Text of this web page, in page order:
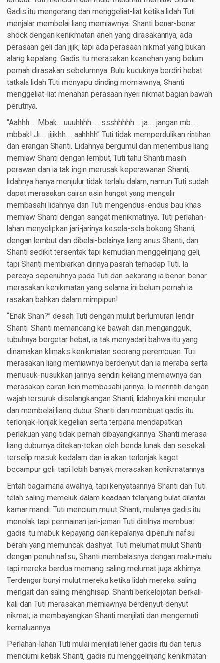
Gadis itu mengerang dan menggeliat-liat ketika lidah Tuti
menjalar membelai liang memiawnya. Shanti benar-benar
shock dengan kenikmatan aneh yang dirasakannya, ada
perasaan geli dan jijik, tapi ada perasaan nikmat yang bukan
alang kepalang. Gadis itu merasakan keanehan yang belum
pernah dirasakan sebelumnya. Bulu kuduknya berdiri hebat
tatkala lidah Tuti menyapu dinding memiawnya, Shanti
menggeliat-liat menahan perasaan nyeri nikmat bagian bawah
perutnya.
“Aahhh…. Mbak… uuuhhhh….. ssshhhhh…. ja…. jangan mb…..
mbbak! Ji…. jijikhh…. aahhhh” Tuti tidak memperdulikan rintihan
dan erangan Shanti. Lidahnya bergumul dan menembus liang
memiaw Shanti dengan lembut, Tuti tahu Shanti masih
perawan dan ia tak ingin merusak keperawanan Shanti,
lidahnya hanya menjulur tidak terlalu dalam, namun Tuti sudah
dapat merasakan cairan asin hangat yang mengalir
membasahi lidahnya dan Tuti mengendus-endus bau khas
memiaw Shanti dengan sangat menikmatinya. Tuti perlahan-
lahan menyelipkan jari-jarinya kesela-sela bokong Shanti,
dengan lembut dan dibelai-belainya liang anus Shanti, dan
Shanti sedikit tersentak tapi kemudian menggelinjang geli,
tapi Shanti membiarkan dirinya pasrah terhadap Tuti. Ia
percaya sepenuhnya pada Tuti dan sekarang ia benar-benar
merasakan kenikmatan yang selama ini belum pernah ia
rasakan bahkan dalam mimpipun!
“Enak Shan?” desah Tuti dengan mulut berlumuran lendir
Shanti. Shanti memandang ke bawah dan mengangguk,
tubuhnya bergetar hebat, ia tak menyadari bahwa itu yang
dinamakan klimaks kenikmatan seorang perempuan. Tuti
merasakan liang memiawnya berdenyut dan ia meraba serta
menusuk-nusukkan jarinya sendiri keliang memiawnya dan
merasakan cairan licin membasahi jarinya. Ia merintih dengan
wajah tersuruk diselangkangan Shanti, lidahnya kini menjulur
dan membelai liang dubur Shanti dan membuat gadis itu
terlonjak-lonjak kegelian serta terpana mendapatkan
perlakuan yang tidak pernah dibayangkannya. Shanti merasa
liang duburnya ditekan-tekan oleh benda lunak dan sesekali
terselip masuk kedalam dan ia akan terlonjak kaget
becampur geli, tapi lebih banyak merasakan kenikmatannya.
Entah bagaimana awalnya, tapi kenyataannya Shanti dan Tuti
telah saling memeluk dalam keadaan telanjang bulat dilantai
kamar mandi. Tuti mencium mulut Shanti, mulanya gadis itu
menolak tapi permainan jari-jemari Tuti diitilnya membuat
gadis itu mabuk kepayang dan kepalanya dipenuhi nafsu
berahi yang memuncak dashyat. Tuti melumat mulut Shanti
dengan penuh nafsu, Shanti membalasnya dengan malu-malu
tapi mereka berdua memang saling melumat juga akhirnya.
Terdengar bunyi mulut mereka ketika lidah mereka saling
mengait dan saling menghisap. Shanti berkelojotan berkali-
kali dan Tuti merasakan memiawnya berdenyut-denyut
nikmat, ia membayangkan Shanti menjilati dan mengemuti
kemaluannya.
Perlahan-lahan Tuti mulai menjilati leher gadis itu dan terus
menciumi ketiak Shanti, gadis itu menggelinjang kenikmatan